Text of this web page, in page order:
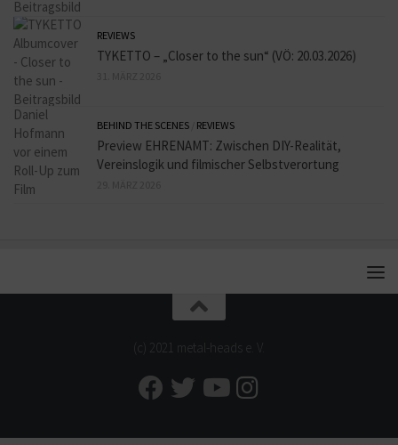
REVIEWS
TYKETTO – „Closer to the sun“ (VÖ: 20.03.2026)
BEHIND THE SCENES REVIEWS
Preview EHRENAMT: Zwischen DIY-Realität,
Vereinslogik und filmischer Selbstverortung
(c) 2021 metal-heads e. V.